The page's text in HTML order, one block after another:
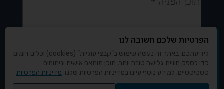
הפרטיות שלכם חשובה לנו
לידיעתכם, באתר זה נעשה שימוש ב"קבצי עוגיות" (cookies) וכלים דומים
כדי לספק חוויית גלישה טובה יותר, תוכן מותאם אישית וניתוחים
סטטיסטיים. למידע נוסף עיינו במדיניות הפרטיות שלנו. מדיניות הפרטיות